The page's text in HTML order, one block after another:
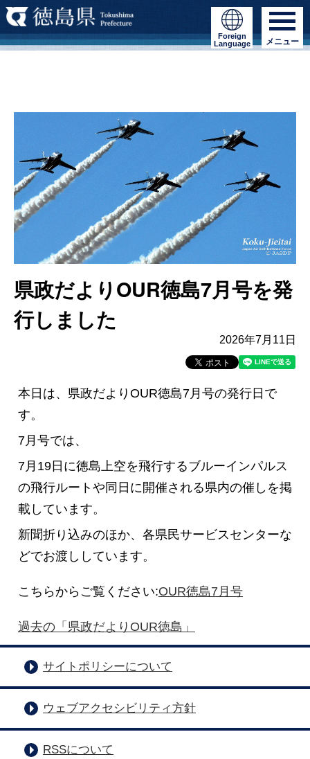
Foreign
Language
メニュー
県政だよりOUR徳島7月号を発
行しました
2026年7月11日
本日は、県政だよりOUR徳島7月号の発行日で
す。
7月号では、
7月19日に徳島上空を飛行するブルーインパルス
の飛行ルートや同日に開催される県内の催しを掲
載しています。
新聞折り込みのほか、各県民サービスセンターな
どでお渡ししています。
こちらからご覧ください:OUR徳島7月号
過去の「県政だよりOUR徳島」
サイトポリシーについて
ウェブアクセシビリティ方針
RSSについて